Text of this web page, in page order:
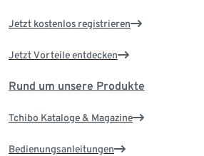
Jetzt kostenlos registrieren
Jetzt Vorteile entdecken
Rund um unsere Produkte
Tchibo Kataloge & Magazine
Bedienungsanleitungen